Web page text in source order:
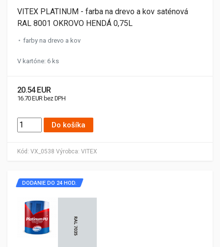
Kód: VX_0538 Výrobca: VITEX
VITEX PLATINUM - farba na drevo a kov saténová
RAL 8001 OKROVO HENDÁ 0,75L
farby na drevo a kov
V kartóne: 6 ks
20.54 EUR
16.70 EUR bez DPH
Do košíka
DODANIE DO 24 HOD.